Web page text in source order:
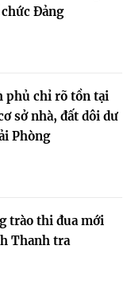
Đảng
phủ chỉ rõ tồn tại
sở nhà, đất dôi dư
Phòng
trào thi đua mới
Thanh tra